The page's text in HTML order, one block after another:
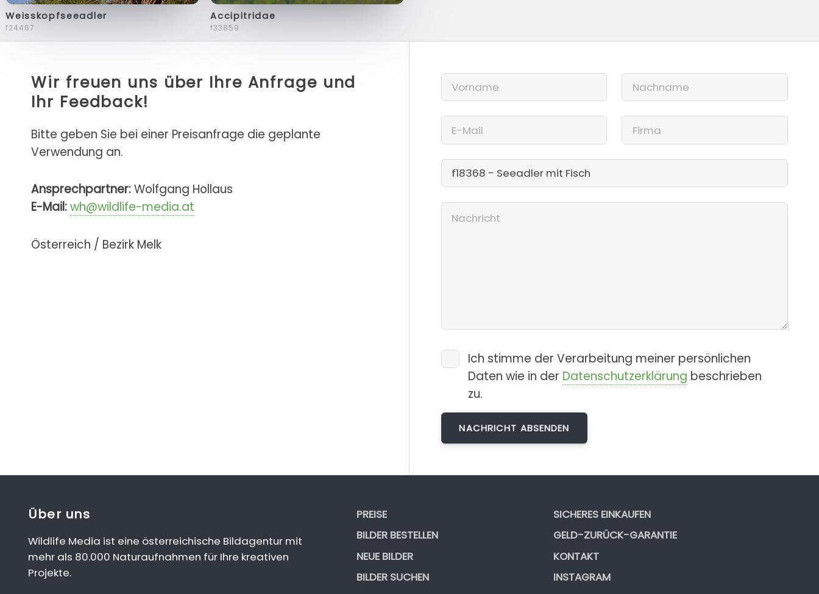
Weisskopfseeadler
f24467
Accipitridae
f33859
Wir freuen uns über Ihre Anfrage und
Ihr Feedback!
Bitte geben Sie bei einer Preisanfrage die geplante
Verwendung an.
Ansprechpartner:Wolfgang Hollaus
E-Mail:wh@wildlife-media.at
Österreich / Bezirk Melk
Ich stimme der Verarbeitung meiner persönlichen
Daten wie in der Datenschutzerklärung beschrieben
zu.
Über uns
Wildlife Media ist eine österreichische Bildagentur mit
mehr als 80.000 Naturaufnahmen für Ihre kreativen
Projekte.
PREISE
BILDER BESTELLEN
NEUE BILDER
BILDER SUCHEN
SICHERES EINKAUFEN
GELD-ZURÜCK-GARANTIE
KONTAKT
INSTAGRAM